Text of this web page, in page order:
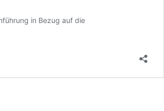
in Bezug auf die